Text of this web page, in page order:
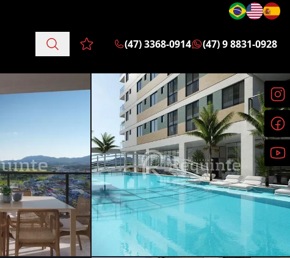
Favoritos (0 itens)
(47) 3368-0914 (47) 9 8831-0928